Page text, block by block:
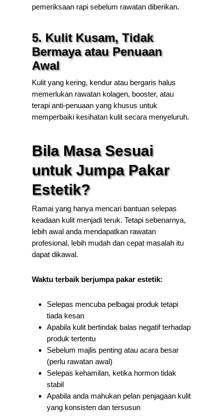
pemeriksaan rapi sebelum rawatan diberikan.
5. Kulit Kusam, Tidak
Bermaya atau Penuaan
Awal
Kulit yang kering, kendur atau bergaris halus
memerlukan rawatan kolagen, booster, atau
terapi anti-penuaan yang khusus untuk
memperbaiki kesihatan kulit secara menyeluruh.
Bila Masa Sesuai
untuk Jumpa Pakar
Estetik?
Ramai yang hanya mencari bantuan selepas
keadaan kulit menjadi teruk. Tetapi sebenarnya,
lebih awal anda mendapatkan rawatan
profesional, lebih mudah dan cepat masalah itu
dapat dikawal.
Waktu terbaik berjumpa pakar estetik:
Selepas mencuba pelbagai produk tetapi
tiada kesan
Apabila kulit bertindak balas negatif terhadap
produk tertentu
Sebelum majlis penting atau acara besar
(perlu rawatan awal)
Selepas kehamilan, ketika hormon tidak
stabil
Apabila anda mahukan pelan penjagaan kulit
yang konsisten dan tersusun